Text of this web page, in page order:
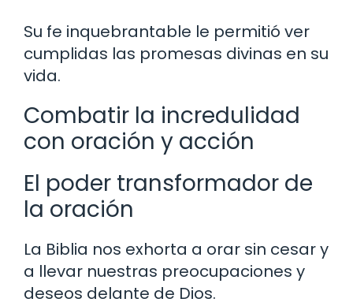
Su fe inquebrantable le permitió ver
cumplidas las promesas divinas en su
vida.
Combatir la incredulidad
con oración y acción
El poder transformador de
la oración
La Biblia nos exhorta a orar sin cesar y
a llevar nuestras preocupaciones y
deseos delante de Dios.